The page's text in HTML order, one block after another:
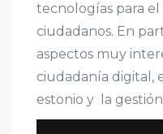
tecnologías para
ciudadanos. En
aspectos muy
ciudadanía digital,
estonio y la